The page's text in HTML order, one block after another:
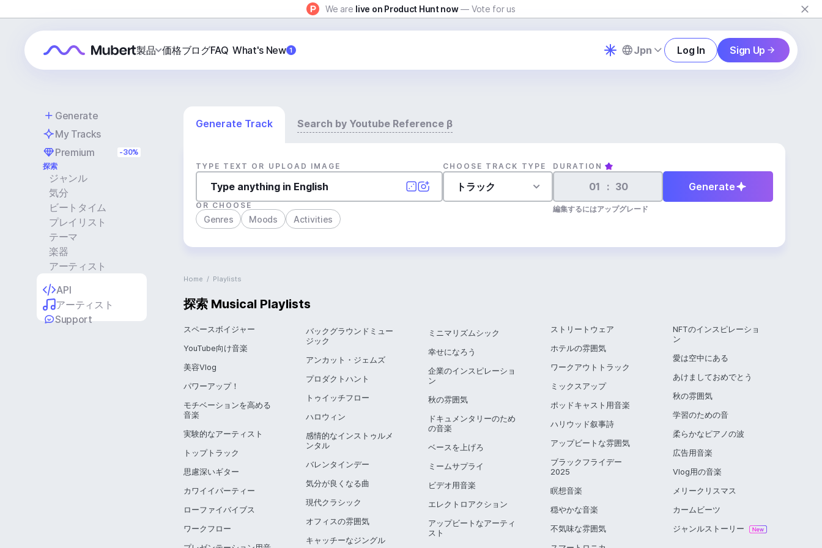
We are live on Product Hunt now — Vote for us
製品 価格ブログFAQ What's New 1 Jpn Log In Sign Up
Generate
My Tracks
Premium
-30%
探索
ジャンル
気分
ビートタイム
プレイリスト
テーマ
楽器
アーティスト
API
アーティスト
Support
Generate Track Search by Youtube Reference β
TYPE TEXT OR UPLOAD IMAGE CHOOSE TRACK TYPE
トラック
DURATION
:
編集するにはアップグレード
Generate
OR CHOOSE
Genres Moods Activities
Home / Playlists
探索 Musical Playlists
スペースボイジャー
YouTube向け音楽
美容Vlog
パワーアップ！
モチベーションを高める
音楽
実験的なアーティスト
トップトラック
思慮深いギター
カワイイパーティー
ローファイバイブス
ワークフロー
バックグラウンドミュー
ジック
アンカット・ジェムズ
プロダクトハント
トゥイッチフロー
ハロウィン
感情的なインストゥルメ
ンタル
バレンタインデー
気分が良くなる曲
現代クラシック
オフィスの雰囲気
キャッチーなジングル
ミニマリズムシック
幸せになろう
企業のインスピレーショ
ン
秋の雰囲気
ドキュメンタリーのため
の音楽
ベースを上げろ
ミームサプライ
ビデオ用音楽
エレクトロアクション
アップビートなアーティ
スト
ストリートウェア
ホテルの雰囲気
ワークアウトトラック
ミックスアップ
ポッドキャスト用音楽
ハリウッド叙事詩
アップビートな雰囲気
ブラックフライデー
2025
瞑想音楽
穏やかな音楽
不気味な雰囲気
NFTのインスピレーショ
ン
愛は空中にある
あけましておめでとう
秋の雰囲気
学習のための音
柔らかなピアノの波
広告用音楽
Vlog用の音楽
メリークリスマス
カームビーツ
ジャンルストーリー